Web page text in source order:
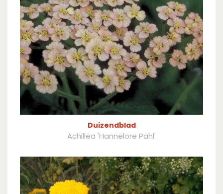
Duizendblad
Achillea 'Hannelore Pahl'